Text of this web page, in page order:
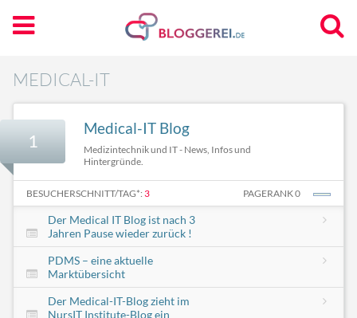
MEDICAL-IT
1
Medical-IT Blog
Medizintechnik und IT - News, Infos und
Hintergründe.
BESUCHERSCHNITT/TAG*: 3 PAGERANK 0
Der Medical IT Blog ist nach 3
Jahren Pause wieder zurück !
PDMS – eine aktuelle
Marktübersicht
Der Medical-IT-Blog zieht im
NursIT Institute-Blog ein